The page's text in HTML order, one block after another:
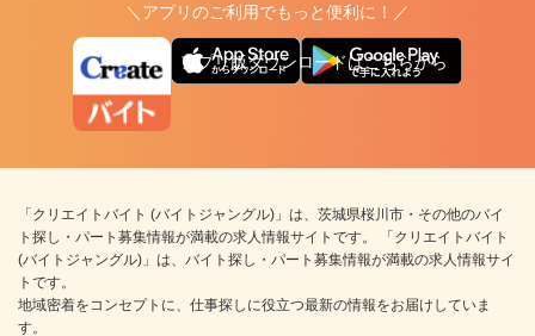
＼アプリのご利用でもっと便利に！／
アプリ版ダウンロードはこちらから
「クリエイトバイト (バイトジャングル)」は、茨城県桜川市・その他のバイ
ト探し・パート募集情報が満載の求人情報サイトです。 「クリエイトバイト
(バイトジャングル)」は、バイト探し・パート募集情報が満載の求人情報サイ
トです。
地域密着をコンセプトに、仕事探しに役立つ最新の情報をお届けしていま
す。